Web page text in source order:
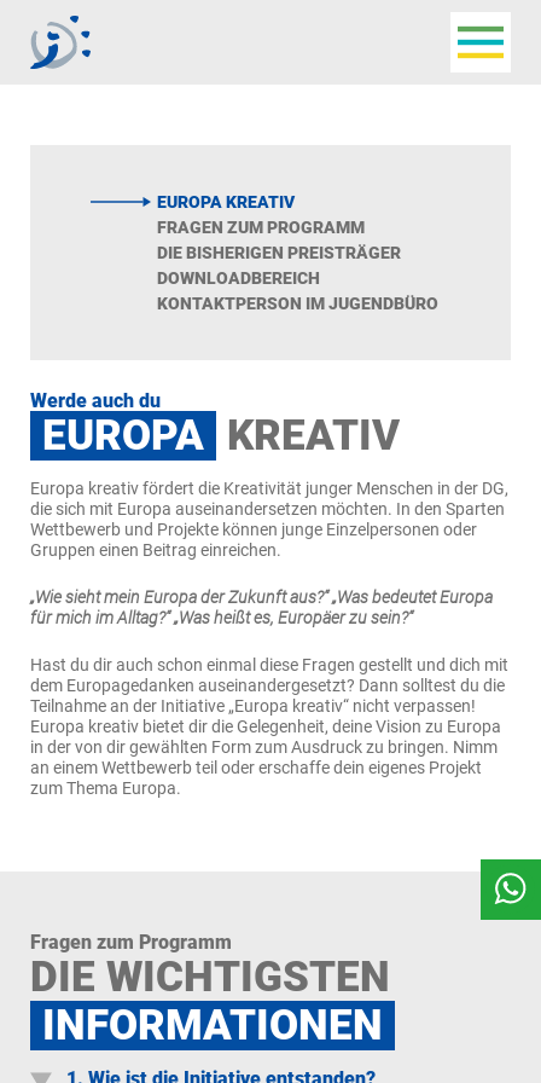
EUROPA KREATIV
FRAGEN ZUM PROGRAMM
DIE BISHERIGEN PREISTRÄGER
DOWNLOADBEREICH
KONTAKTPERSON IM JUGENDBÜRO
Werde auch du
EUROPA KREATIV
Europa kreativ fördert die Kreativität junger Menschen in der DG,
die sich mit Europa auseinandersetzen möchten. In den Sparten
Wettbewerb und Projekte können junge Einzelpersonen oder
Gruppen einen Beitrag einreichen.
„Wie sieht mein Europa der Zukunft aus?“ „Was bedeutet Europa
für mich im Alltag?“ „Was heißt es, Europäer zu sein?“
Hast du dir auch schon einmal diese Fragen gestellt und dich mit
dem Europagedanken auseinandergesetzt? Dann solltest du die
Teilnahme an der Initiative „Europa kreativ“ nicht verpassen!
Europa kreativ bietet dir die Gelegenheit, deine Vision zu Europa
in der von dir gewählten Form zum Ausdruck zu bringen. Nimm
an einem Wettbewerb teil oder erschaffe dein eigenes Projekt
zum Thema Europa.
Fragen zum Programm
DIE WICHTIGSTEN
INFORMATIONEN